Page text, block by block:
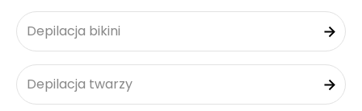
Depilacja bikini
Depilacja twarzy